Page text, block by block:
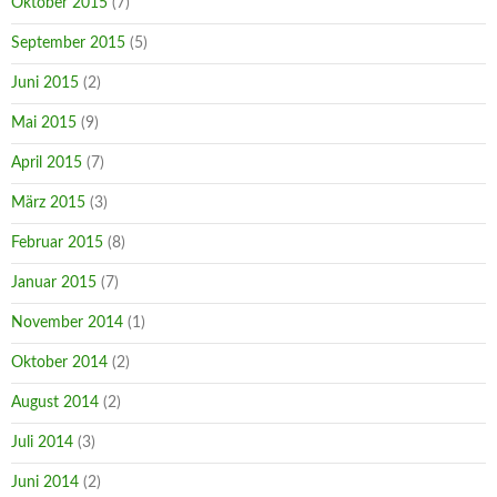
Oktober 2015 (7)
September 2015 (5)
Juni 2015 (2)
Mai 2015 (9)
April 2015 (7)
März 2015 (3)
Februar 2015 (8)
Januar 2015 (7)
November 2014 (1)
Oktober 2014 (2)
August 2014 (2)
Juli 2014 (3)
Juni 2014 (2)